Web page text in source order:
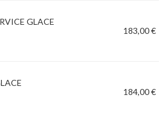
GLACE
183,00 €
184,00 €